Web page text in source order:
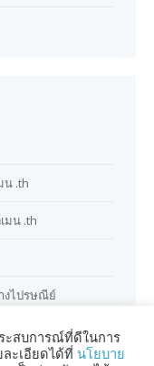
น .th
มน .th
งไปรษณีย์
ะสบการณ์ที่ดีในการ
ะเอียดได้ที่ นโยบาย